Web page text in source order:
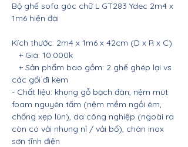
Bộ ghế sofa góc chữ L GT283 Ydec 2m4 x
1m6 hiện đại
Kích thước: 2m4 x 1m6 x 42cm (D x R x C)
+ Giá: 10.000k
+ Sản phẩm bao gồm: 2 ghế ghép lại vs
các gối đi kèm
- Chất liệu: khung gỗ bạch đàn, nệm mút
foam nguyên tấm (nệm mềm ngồi êm,
chống xẹp lún), da công nghiệp (ngoài ra
còn có vải nhung nỉ / vải bố), chân inox
sơn tĩnh điện